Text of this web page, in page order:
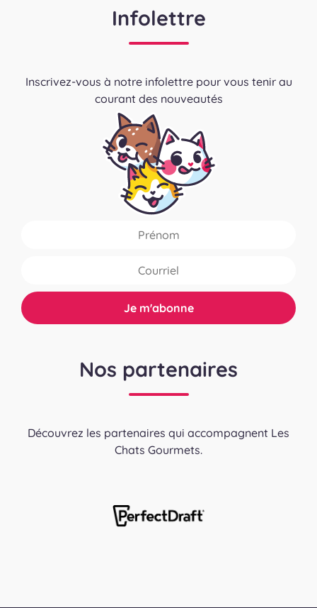
Infolettre
Inscrivez-vous à notre infolettre pour vous tenir au
courant des nouveautés
Nos partenaires
Découvrez les partenaires qui accompagnent Les
Chats Gourmets.